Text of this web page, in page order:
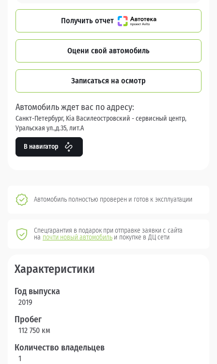
Получить отчет
Оцени свой автомобиль
Записаться на осмотр
Автомобиль ждет вас по адресу:
Санкт-Петербург, Kia Василеостровский - сервисный центр,
Уральская ул.,д.35, лит.А
В навигатор
Автомобиль полностью проверен и готов к эксплуатации
Спецгарантия в подарок при отправке заявки с сайта
на почти новый автомобиль и покупке в ДЦ сети
Характеристики
Год выпуска
2019
Пробег
112 750 км
Количество владельцев
1